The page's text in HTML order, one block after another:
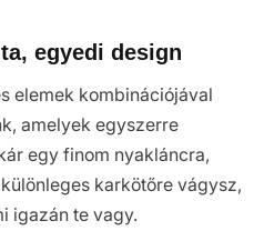
egyedi design
elemek kombinációjával
amelyek egyszerre
egy finom nyakláncra,
karkötőre vágysz,
igazán te vagy.